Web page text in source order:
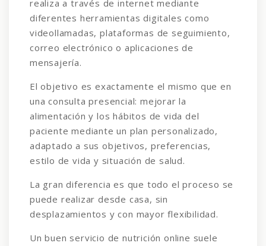
realiza a través de internet mediante
diferentes herramientas digitales como
videollamadas, plataformas de seguimiento,
correo electrónico o aplicaciones de
mensajería.
El objetivo es exactamente el mismo que en
una consulta presencial: mejorar la
alimentación y los hábitos de vida del
paciente mediante un plan personalizado,
adaptado a sus objetivos, preferencias,
estilo de vida y situación de salud.
La gran diferencia es que todo el proceso se
puede realizar desde casa, sin
desplazamientos y con mayor flexibilidad.
Un buen servicio de nutrición online suele